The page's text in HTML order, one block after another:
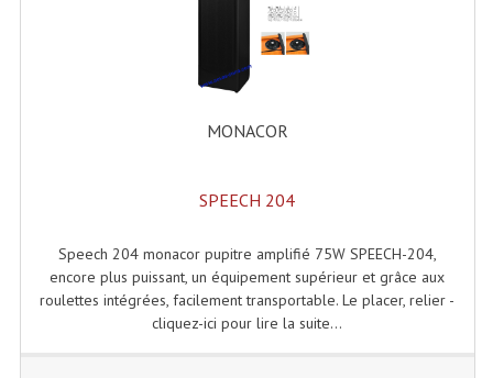
Stroboscopes
Câbles, Connectiques.
Câbles Module, Cables Audio
Câbles Enceintes
Connectiques, Prises Etc...
MONACOR
SPEECH 204
Speech 204 monacor pupitre amplifié 75W SPEECH-204,
encore plus puissant, un équipement supérieur et grâce aux
roulettes intégrées, facilement transportable. Le placer, relier -
cliquez-ici pour lire la suite...